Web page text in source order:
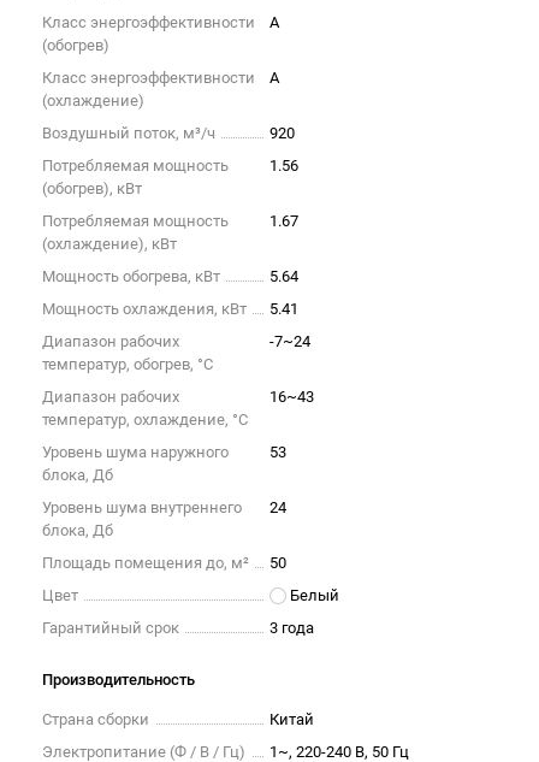
Класс энергоэффективности
(обогрев)
A
Класс энергоэффективности
(охлаждение)
A
Воздушный поток, м³/ч
920
Потребляемая мощность
(обогрев), кВт
1.56
Потребляемая мощность
(охлаждение), кВт
1.67
Мощность обогрева, кВт
5.64
Мощность охлаждения, кВт
5.41
Диапазон рабочих
температур, обогрев, °C
-7~24
Диапазон рабочих
температур, охлаждение, °C
16~43
Уровень шума наружного
блока, Дб
53
Уровень шума внутреннего
блока, Дб
24
Площадь помещения до, м²
50
Цвет
Белый
Гарантийный срок
3 года
Производительность
Страна сборки
Китай
Электропитание (Ф / В / Гц)
1~, 220-240 В, 50 Гц